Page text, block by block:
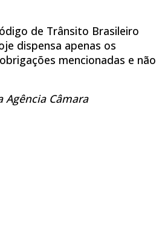
de Trânsito Brasileiro
dispensa apenas os
mencionadas e não
Agência Câmara